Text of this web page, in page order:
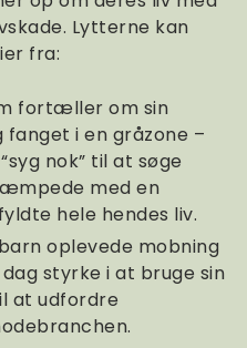
Lytterne kan
fra:
fortæller om sin
i en gråzone –
nok” til at søge
med en
hele hendes liv.
oplevede mobning
styrke i at bruge sin
at udfordre